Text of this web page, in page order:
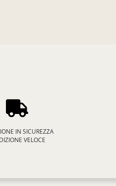
IN SICUREZZA
VELOCE